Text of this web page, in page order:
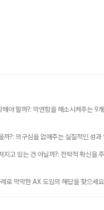
야 할까?: 막연함을 해소시켜주는 9
까?: 의구심을 없애주는 실질적인 성과
지고 있는 건 아닐까?: 전략적 확신을
로 막막한 AX 도입의 해답을 찾으세요